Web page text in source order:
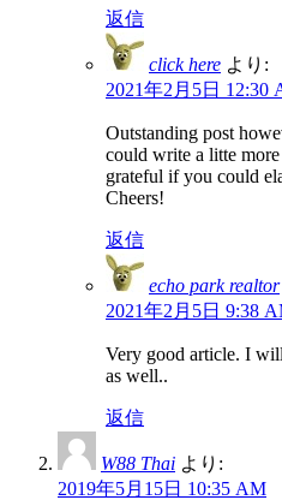
返信
click here より:
2021年2月5日 12:30
Outstanding post
could write a litte
grateful if you could
Cheers!
返信
echo park realtor
2021年2月5日 9:38
Very good article. I
as well..
返信
W88 Thai より:
2019年5月15日 10:35 AM